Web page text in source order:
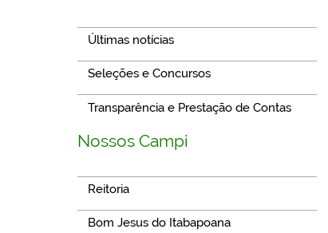
Últimas notícias
Seleções e Concursos
Transparência e Prestação de Contas
Nossos Campi
Reitoria
Bom Jesus do Itabapoana